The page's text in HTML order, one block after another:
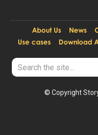
About Us News
Use cases
Download
© Copyright